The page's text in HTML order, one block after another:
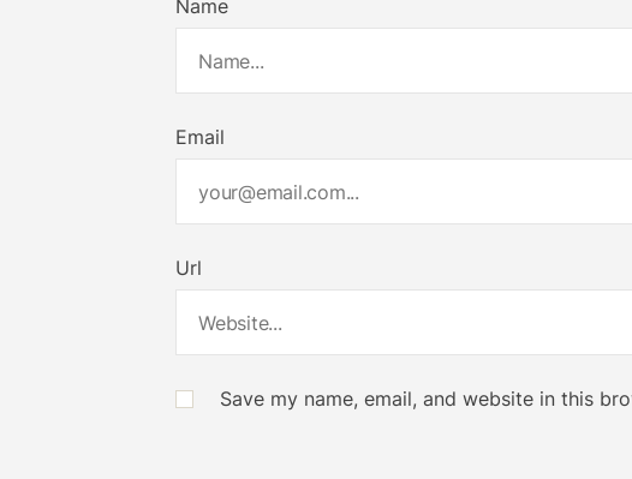
Name
Email
Url
Save my name, email, and website in this